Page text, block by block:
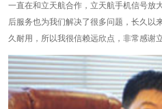
一直在和立天航合作，立天航手机信号放
后服务也为我们解决了很多问题，长久以
久耐用，所以我很信赖远欣点，非常感谢